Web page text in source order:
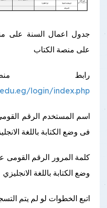
جدول اعمال السنة على
على منصة الكتاب
رابط
login/index.php
اسم المستخدم الرقم
فى وضع الكتابة باللغة
كلمة المرور الرقم القومى
وضع الكتابة باللغة الانجليزي
اتبع الخطوات لو لم يتم